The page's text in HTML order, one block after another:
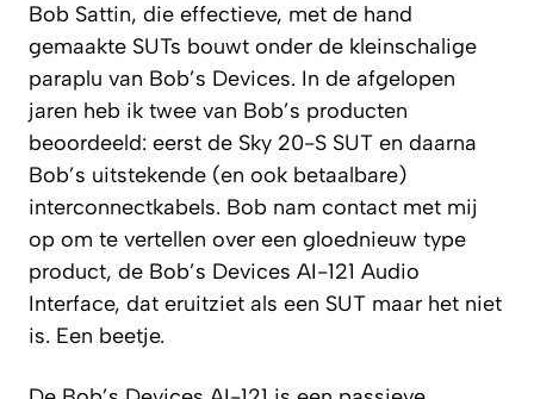
Bob Sattin, die effectieve, met de hand
gemaakte SUTs bouwt onder de kleinschalige
paraplu van Bob’s Devices. In de afgelopen
jaren heb ik twee van Bob’s producten
beoordeeld: eerst de Sky 20-S SUT en daarna
Bob’s uitstekende (en ook betaalbare)
interconnectkabels. Bob nam contact met mij
op om te vertellen over een gloednieuw type
product, de Bob’s Devices AI-121 Audio
Interface, dat eruitziet als een SUT maar het niet
is. Een beetje.